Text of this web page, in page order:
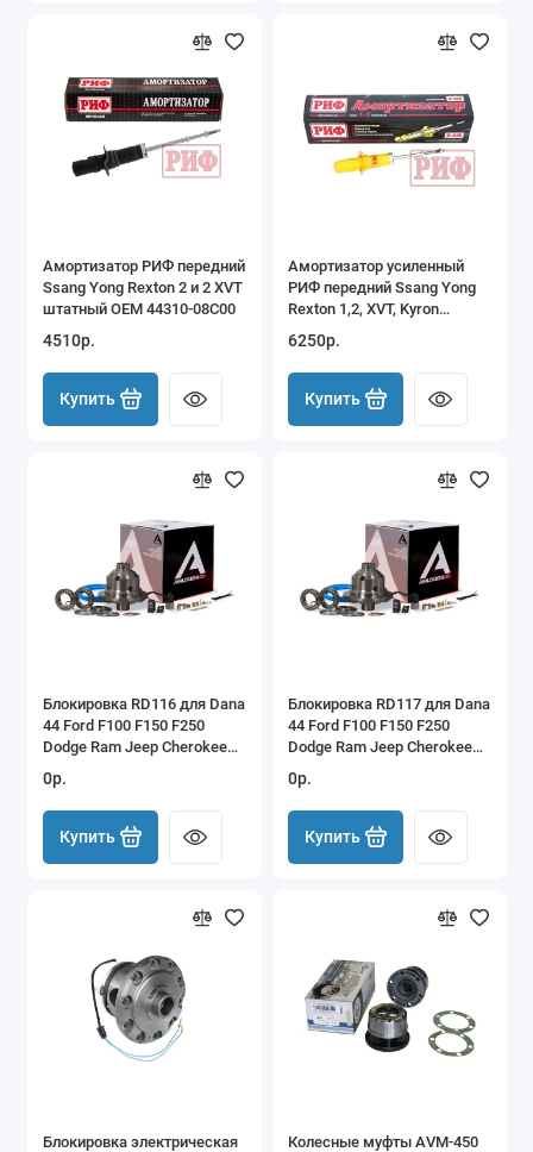
Амортизатор РИФ передний
Ssang Yong Rexton 2 и 2 XVT
штатный OEM 44310-08С00
4510р.
Купить
Амортизатор усиленный
РИФ передний Ssang Yong
Rexton 1,2, XVT, Kyron
30 мм
6250р.
Купить
Блокировка RD116 для Dana
44 Ford F100 F150 F250
Dodge Ram Jeep Cherokee
0р.
Купить
Блокировка RD117 для Dana
44 Ford F100 F150 F250
Dodge Ram Jeep Cherokee
0р.
Купить
Блокировка электрическая
Колесные муфты AVM-450